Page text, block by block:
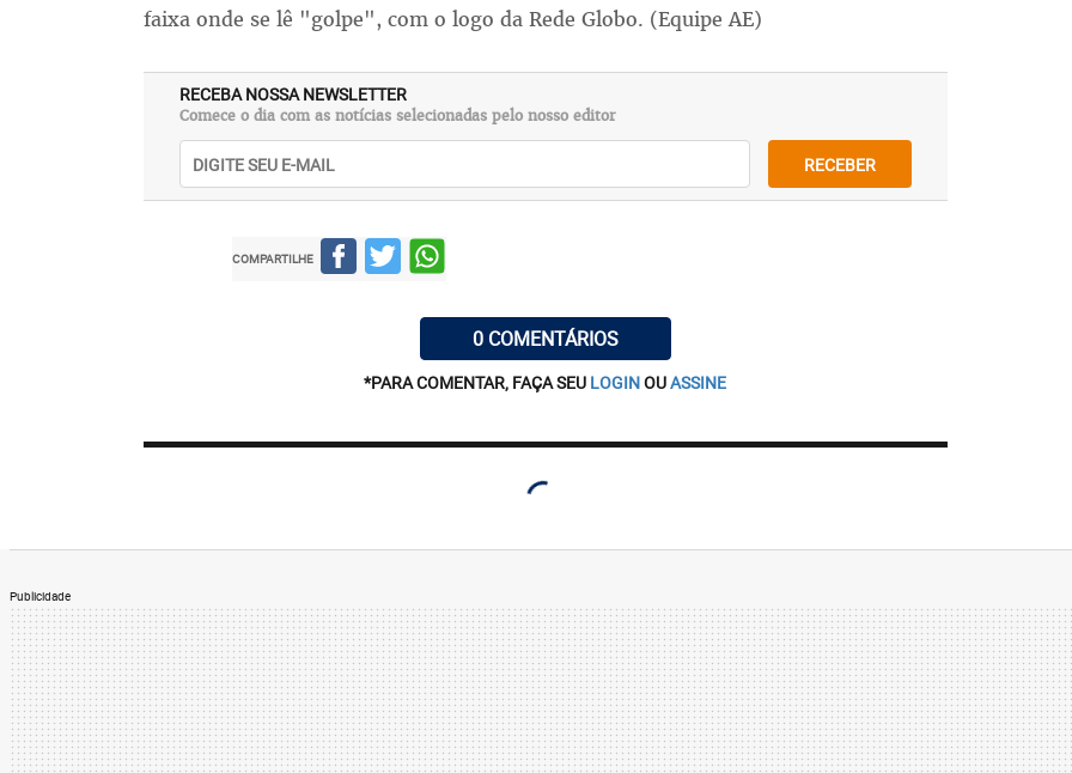
faixa onde se lê "golpe", com o logo da Rede Globo. (Equipe AE)
RECEBA NOSSA NEWSLETTER
Comece o dia com as notícias selecionadas pelo nosso editor
RECEBER
COMPARTILHE
0 COMENTÁRIOS
*PARA COMENTAR, FAÇA SEU LOGINOUASSINE
Publicidade